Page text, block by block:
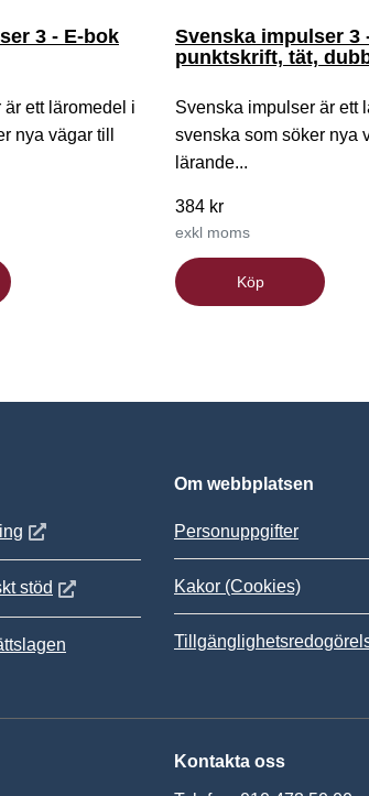
3 - E-bok
ett läromedel i
nya vägar till
Svenska impulser 3
punktskrift, tät,
Svenska impulser är ett
svenska som söker nya
lärande...
384 kr
exkl moms
Köp
Öppnas i nytt fönster
stöd Öppnas i nytt fönster
Om webbplatsen
Personuppgifter
Kakor (Cookies)
Kontakta oss